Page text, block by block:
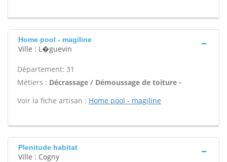
Home pool - magiline
Ville : L�guevin
Département: 31
Métiers : Décrassage / Démoussage de toiture -
Voir la fiche artisan : Home pool - magiline
Plenitude habitat
Ville : Cogny